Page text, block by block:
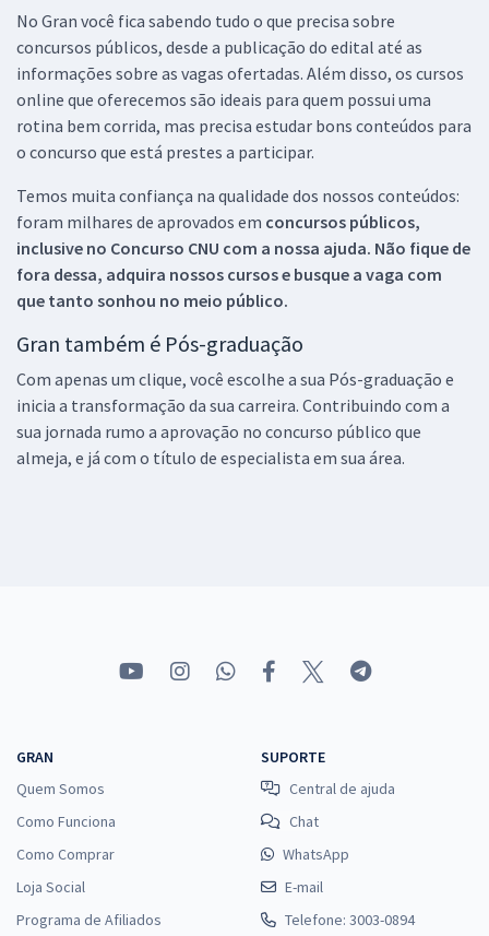
No Gran você fica sabendo tudo o que precisa sobre
concursos públicos, desde a publicação do edital até as
informações sobre as vagas ofertadas. Além disso, os cursos
online que oferecemos são ideais para quem possui uma
rotina bem corrida, mas precisa estudar bons conteúdos para
o concurso que está prestes a participar.
Temos muita confiança na qualidade dos nossos conteúdos:
foram milhares de aprovados em concursos públicos,
inclusive no Concurso CNU com a nossa ajuda. Não fique de
fora dessa, adquira nossos cursos e busque a vaga com
que tanto sonhou no meio público.
Gran também é Pós-graduação
Com apenas um clique, você escolhe a sua Pós-graduação e
inicia a transformação da sua carreira. Contribuindo com a
sua jornada rumo a aprovação no concurso público que
almeja, e já com o título de especialista em sua área.
GRAN
Quem Somos
Como Funciona
Como Comprar
Loja Social
Programa de Afiliados
SUPORTE
Central de ajuda
Chat
WhatsApp
E-mail
Telefone: 3003-0894